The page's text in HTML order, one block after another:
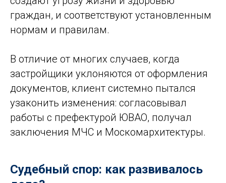
граждан, и соответствуют установленным
нормам и правилам.
В отличие от многих случаев, когда
застройщики уклоняются от оформления
документов, клиент системно пытался
узаконить изменения: согласовывал
работы с префектурой ЮВАО, получал
заключения МЧС и Москомархитектуры.
Судебный спор: как развивалось